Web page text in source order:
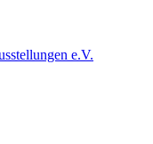
e.V.